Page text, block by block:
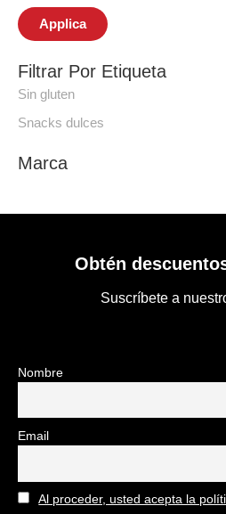
Applica
Filtrar Por Etiqueta
Sin gluten
Snacks dulces
Marca
Obtén
Suscríbete a
Nombre
Email
Al proceder, usted acepta la